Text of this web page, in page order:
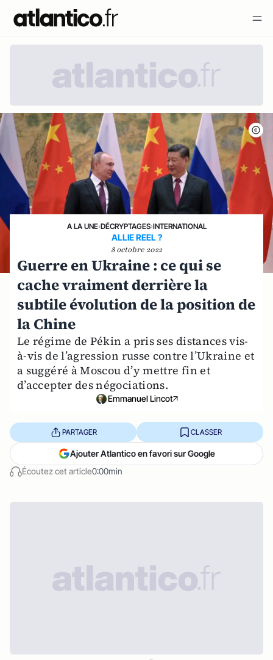
A LA UNE›DÉCRYPTAGES›INTERNATIONAL
ALLIE REEL ?
8 octobre 2022
Guerre en Ukraine : ce qui se
cache vraiment derrière la
subtile évolution de la position de
la Chine
Le régime de Pékin a pris ses distances vis-
à-vis de l’agression russe contre l’Ukraine et
a suggéré à Moscou d’y mettre fin et
d’accepter des négociations.
Emmanuel Lincot
Écoutez cet article0:00min
PARTAGER CLASSER
Ajouter Atlantico en favori sur Google